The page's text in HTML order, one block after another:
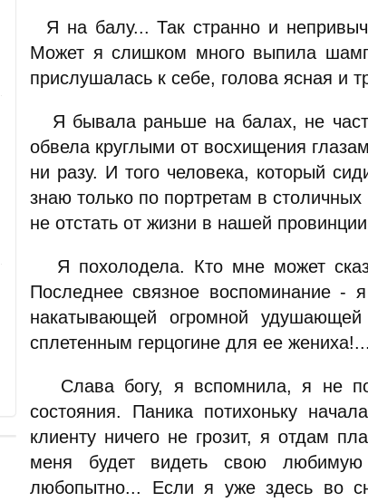
Я на балу... Так странно и
Может я слишком много выпила
прислушалась к себе, голова ясная и
Я бывала раньше на балах, не
обвела круглыми от восхищения
ни разу. И того человека, который
знаю только по портретам в
не отстать от жизни в нашей
Я похолодела. Кто мне может
Последнее связное воспоминание -
накатывающей огромной
сплетенным герцогине для ее жениха!...
Слава богу, я вспомнила, я не
состояния. Паника потихоньку
клиенту ничего не грозит, я отдам
меня будет видеть свою
любопытно... Если я уже здесь во